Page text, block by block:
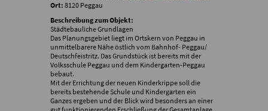
Ort: 8120 Peggau
Beschreibung zum Objekt:
Städtebauliche Grundlagen
Das Planungsgebiet liegt im Ortskern von Peggau in
unmittelbarere Nähe östlich vom Bahnhof- Peggau/
Deutschfeistritz. Das Grundstück ist bereits mit der
Volksschule Peggau und dem Kindergarten-Peggau
bebaut.
Mit der Errichtung der neuen Kinderkrippe soll die
bereits bestehende Schule und Kindergarten ein
Ganzes ergeben und der Blick wird besonders an einer